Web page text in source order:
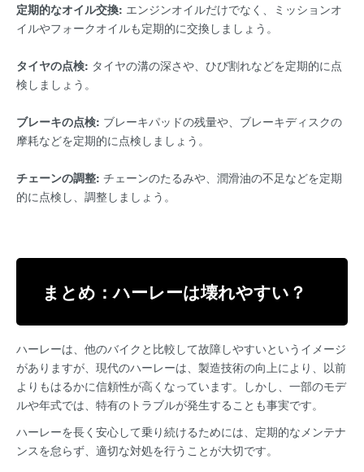
定期的なオイル交換: エンジンオイルだけでなく、ミッションオ
イルやフォークオイルも定期的に交換しましょう。
タイヤの点検: タイヤの溝の深さや、ひび割れなどを定期的に点
検しましょう。
ブレーキの点検: ブレーキパッドの残量や、ブレーキディスクの
摩耗などを定期的に点検しましょう。
チェーンの調整: チェーンのたるみや、潤滑油の不足などを定期
的に点検し、調整しましょう。
まとめ：ハーレーは壊れやすい？
ハーレーは、他のバイクと比較して故障しやすいというイメージ
がありますが、現代のハーレーは、製造技術の向上により、以前
よりもはるかに信頼性が高くなっています。しかし、一部のモデ
ルや年式では、特有のトラブルが発生することも事実です。
ハーレーを長く安心して乗り続けるためには、定期的なメンテナ
ンスを怠らず、適切な対処を行うことが大切です。